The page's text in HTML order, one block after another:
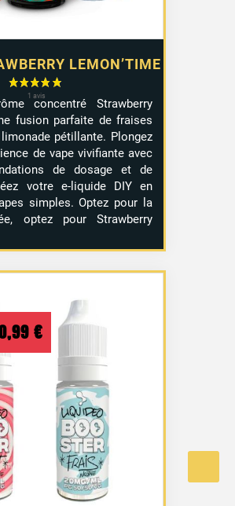
LEMON’TIME
concentré Strawberry
fusion parfaite de fraises
pétillante. Plongez
de vape vivifiante avec
de dosage et de
votre e-liquide DIY en
simples. Optez pour la
optez pour Strawberry
€
Plage
de
prix :
1,29 €
10,99 €